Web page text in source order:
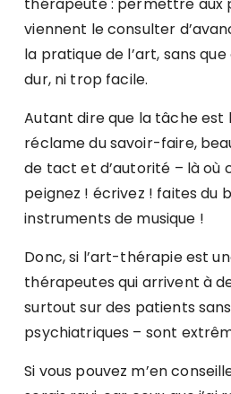
viennent le consulter
la pratique de l’art, sans
dur, ni trop facile.
Autant dire que la tâche est
réclame du savoir-faire,
de tact et d’autorité – là où
peignez ! écrivez ! faites du
instruments de musique !
Donc, si l’art-thérapie est
thérapeutes qui arrivent à
surtout sur des patients
psychiatriques – sont
Si vous pouvez m’en